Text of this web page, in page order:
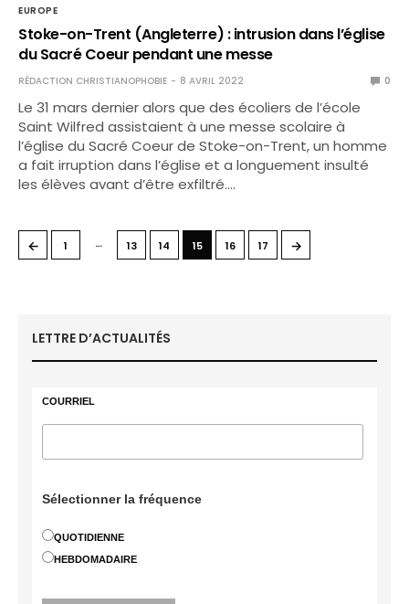
EUROPE
Stoke-on-Trent (Angleterre) : intrusion dans l’église
du Sacré Coeur pendant une messe
RÉDACTION CHRISTIANOPHOBIE 8 AVRIL 2022 0
Le 31 mars dernier alors que des écoliers de l’école
Saint Wilfred assistaient à une messe scolaire à
l’église du Sacré Coeur de Stoke-on-Trent, un homme
a fait irruption dans l’église et a longuement insulté
les élèves avant d’être exfiltré.…
← 1 … 13 14 15 16 17 →
LETTRE D’ACTUALITÉS
COURRIEL
Sélectionner la fréquence
QUOTIDIENNE
HEBDOMADAIRE